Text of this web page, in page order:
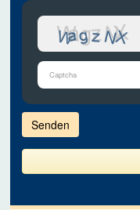
gib
die
im
CAPTCHA
angezeigten
bestätigen,